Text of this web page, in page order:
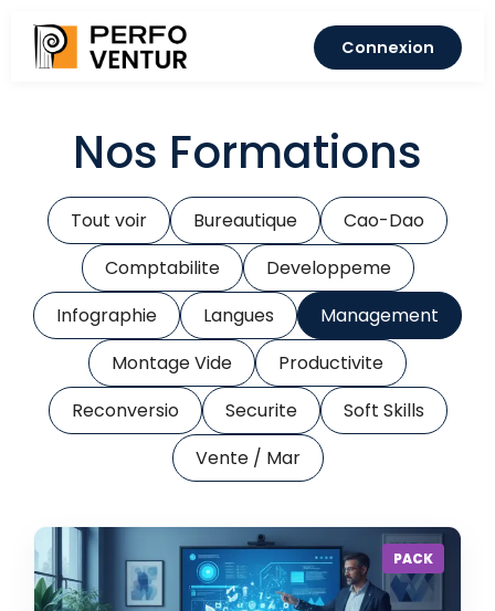
Connexion
Nos Formations
Tout voir Bureautique
Cao-Dao
Comptabilite
Developpeme
Infographie
Langues
Management
Montage Vide
Productivite
Reconversio
Securite
Soft Skills
Vente / Mar
PACK